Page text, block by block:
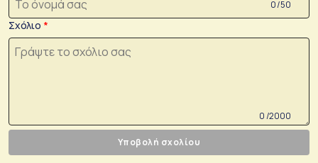
0 /50
Σχόλιο
0 /2000
Υποβολή σχολίου